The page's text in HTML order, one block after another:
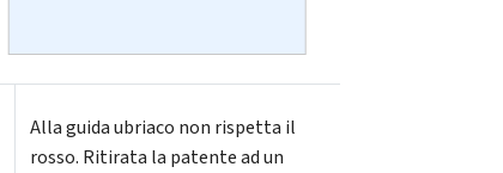
Alla guida ubriaco non rispetta il
rosso. Ritirata la patente ad un